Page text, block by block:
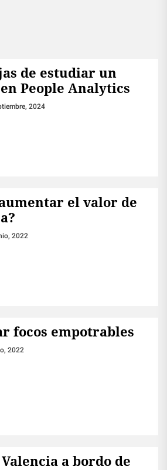
de estudiar un
People Analytics
2024
el valor de
2022
focos empotrables
2022
a bordo de